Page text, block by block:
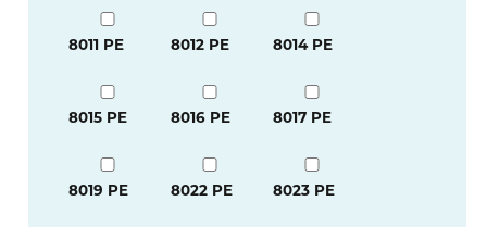
8011 PE 8012 PE 8014 PE
8015 PE 8016 PE 8017 PE
8019 PE 8022 PE 8023 PE